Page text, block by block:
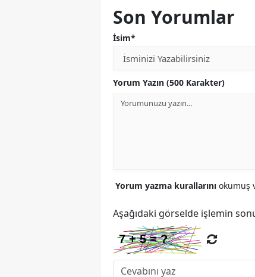
Son Yorumlar
İsim*
Yorum Yazın (500 Karakter)
Yorum yazma kurallarını okumuş
Aşağıdaki görselde işlemin